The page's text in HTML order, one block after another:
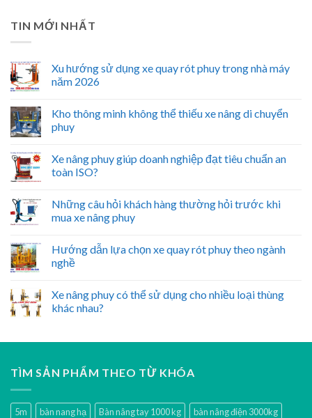
TIN MỚI NHẤT
Xu hướng sử dụng xe quay rót phuy trong nhà máy
năm 2026
Kho thông minh không thể thiếu xe nâng di chuyển
phuy
Xe nâng phuy giúp doanh nghiệp đạt tiêu chuẩn an
toàn ISO?
Những câu hỏi khách hàng thường hỏi trước khi
mua xe nâng phuy
Hướng dẫn lựa chọn xe quay rót phuy theo ngành
nghề
Xe nâng phuy có thể sử dụng cho nhiều loại thùng
khác nhau?
TÌM SẢN PHẨM THEO TỪ KHÓA
5m bàn nang hạ Bàn nâng tay 1000 kg
bàn nâng điện 3000kg